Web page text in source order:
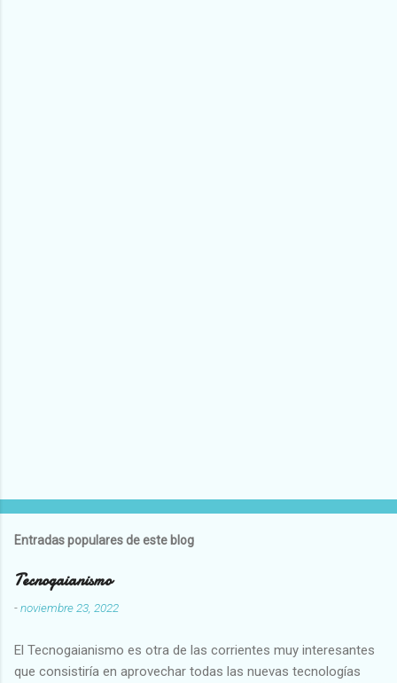
Entradas populares de este blog
Tecnogaianismo
-noviembre 23, 2022
El Tecnogaianismo es otra de las corrientes muy interesantes
que consistiría en aprovechar todas las nuevas tecnologías